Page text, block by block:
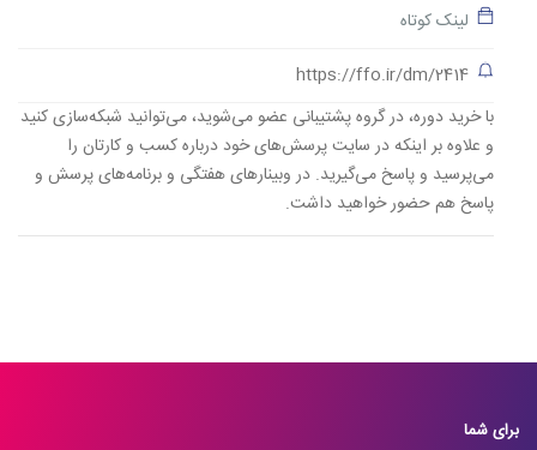
لینک کوتاه
https://ffo.ir/dm/2414
با خرید دوره، در گروه پشتیبانی عضو می‌شوید، می‌توانید شبکه‌سازی کنید
و علاوه بر اینکه در سایت پرسش‌های خود درباره کسب و کارتان را
می‌پرسید و پاسخ می‌گیرید. در وبینارهای هفتگی و برنامه‌های پرسش و
پاسخ هم حضور خواهید داشت.
برای شما